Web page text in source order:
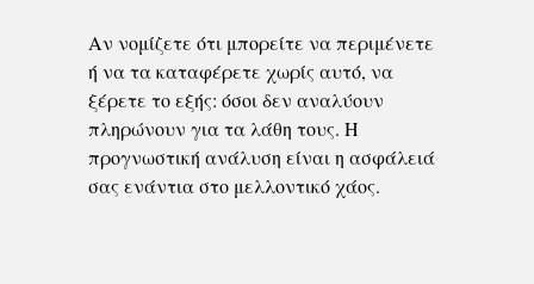
Αν νομίζετε ότι μπορείτε να περιμένετε
ή να τα καταφέρετε χωρίς αυτό, να
ξέρετε το εξής: όσοι δεν αναλύουν
πληρώνουν για τα λάθη τους. Η
προγνωστική ανάλυση είναι η ασφάλειά
σας ενάντια στο μελλοντικό χάος.